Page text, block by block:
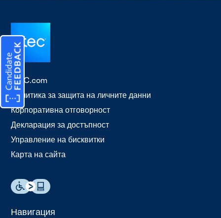
TTEC.com
Политика за защита на личните данни
Корпоративна отговорност
Декларация за достъпност
Управление на бисквитки
Карта на сайта
Навигация